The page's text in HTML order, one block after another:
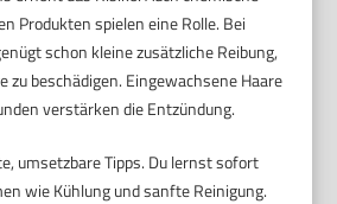
Produkten spielen eine Rolle. Bei
schon kleine zusätzliche Reibung,
zu beschädigen. Eingewachsene Haare
verstärken die Entzündung.
umsetzbare Tipps. Du lernst sofort
wie Kühlung und sanfte Reinigung.